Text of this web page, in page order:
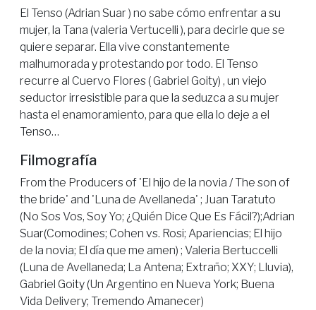
El Tenso (Adrian Suar ) no sabe cómo enfrentar a su
mujer, la Tana (valeria Vertucelli ), para decirle que se
quiere separar. Ella vive constantemente
malhumorada y protestando por todo. El Tenso
recurre al Cuervo Flores ( Gabriel Goity) , un viejo
seductor irresistible para que la seduzca a su mujer
hasta el enamoramiento, para que ella lo deje a el
Tenso…
Filmografía
From the Producers of 'El hijo de la novia / The son of
the bride' and 'Luna de Avellaneda' ; Juan Taratuto
(No Sos Vos, Soy Yo; ¿Quién Dice Que Es Fácil?);Adrian
Suar(Comodines; Cohen vs. Rosi; Apariencias; El hijo
de la novia; El día que me amen) ; Valeria Bertuccelli
(Luna de Avellaneda; La Antena; Extraño; XXY; Lluvia),
Gabriel Goity (Un Argentino en Nueva York; Buena
Vida Delivery; Tremendo Amanecer)